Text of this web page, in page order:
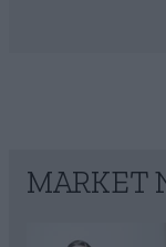
MARKET